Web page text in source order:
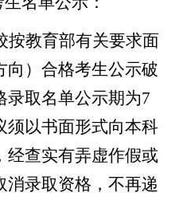
按教育部有关要求面
向）合格考生公示破
录取名单公示期为7
须以书面形式向本科
经查实有弄虚作假或
消录取资格，不再递